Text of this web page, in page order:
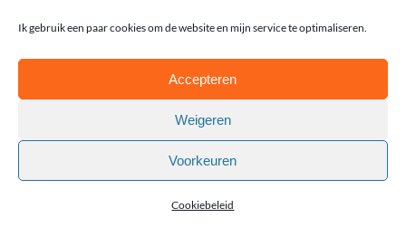
Ik gebruik een paar cookies om de website en mijn service te optimaliseren.
Accepteren
Weigeren
Voorkeuren
Cookiebeleid
© Copyright Lotte van Trigt | Fotografie: Rob van